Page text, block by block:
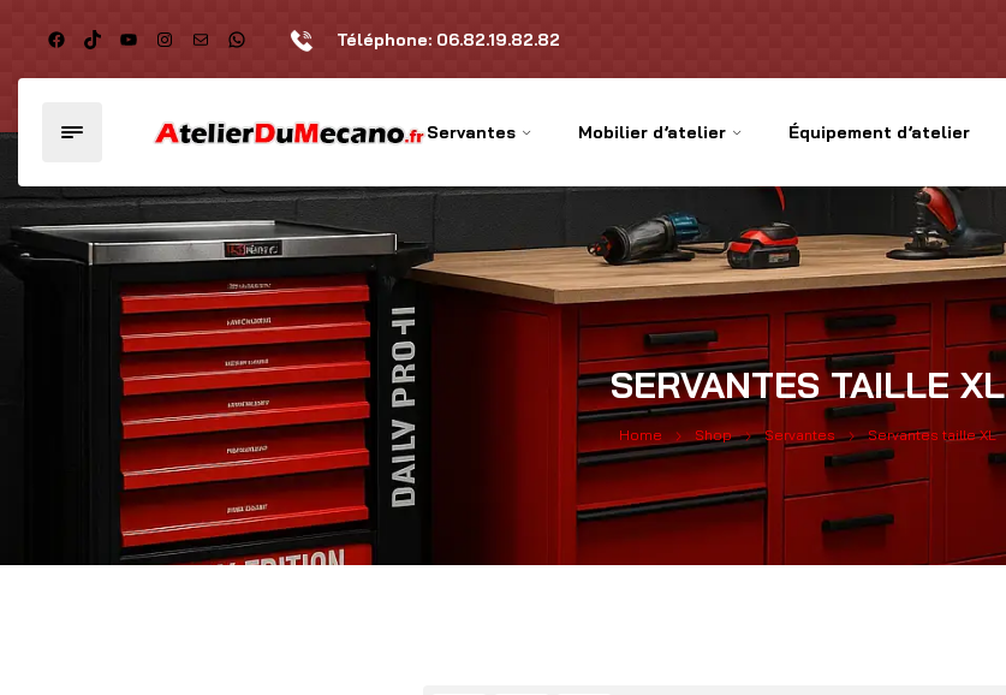
Téléphone: 06.82.19.82.82
Servantes Mobilier d’atelier Équipement d’atelier
SERVANTES TAILLE XL
Home Shop Servantes Servantes taille XL